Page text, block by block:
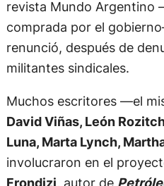
revista Mundo Argentino
comprada por el
renunció, después de
militantes sindicales.
Muchos escritores —el
David Viñas, León
Luna, Marta Lynch,
involucraron en el
Frondizi, autor de